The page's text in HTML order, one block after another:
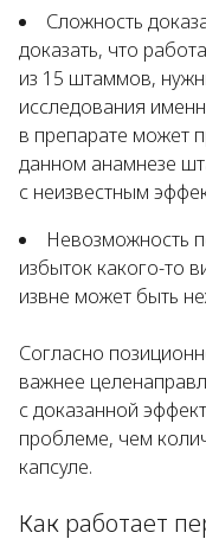
Сложность
доказать, что
из 15 штаммов,
исследования
в препарате может
данном анамнезе
с неизвестным
Невозможность
избыток какого-то
извне может быть
Согласно
важнее
с доказанной
проблеме, чем
капсуле.
Как работает